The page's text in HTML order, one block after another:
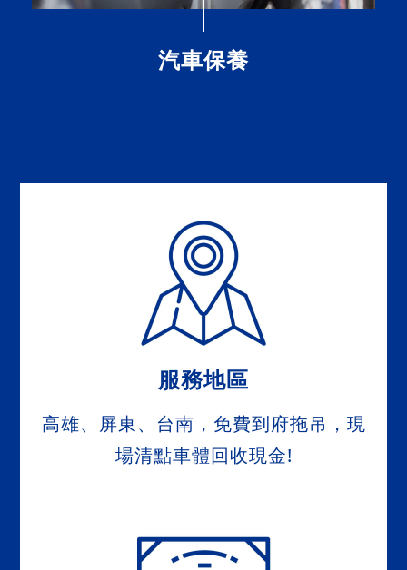
汽車保養
服務地區
高雄、屏東、台南，免費到府拖吊，現
場清點車體回收現金!